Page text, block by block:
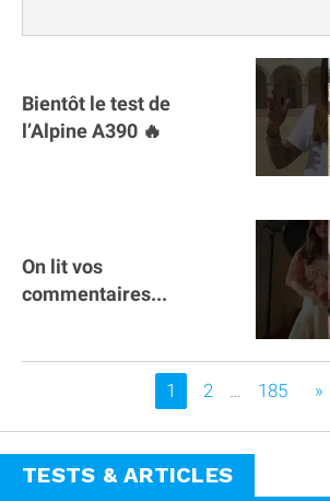
Bientôt le test de
l’Alpine A390 🔥
On lit vos
commentaires...
Vous êtes sur la page
1 2 … 185 »
TESTS & ARTICLES